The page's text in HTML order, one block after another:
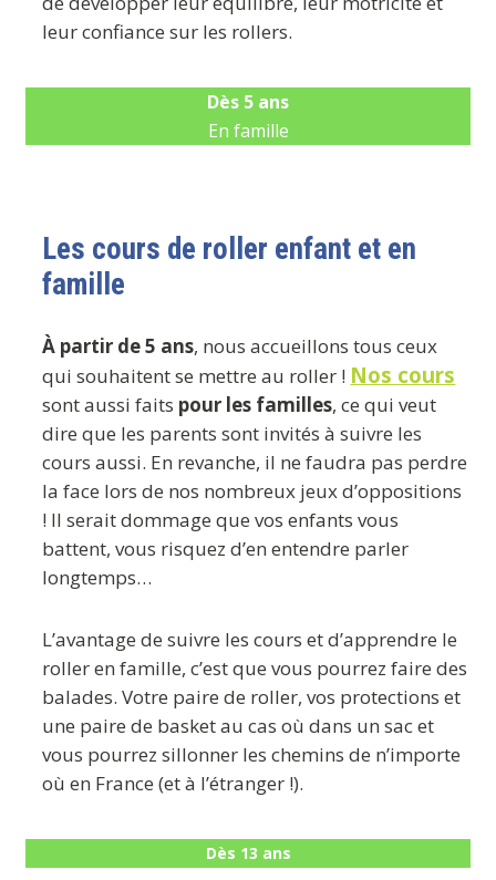
leur confiance sur les rollers.
Dès 5 ans
En famille
Les cours de roller enfant et en
famille
À partir de 5 ans, nous accueillons tous ceux
qui souhaitent se mettre au roller ! Nos cours
sont aussi faits pour les familles, ce qui veut
dire que les parents sont invités à suivre les
cours aussi. En revanche, il ne faudra pas perdre
la face lors de nos nombreux jeux d’oppositions
! Il serait dommage que vos enfants vous
battent, vous risquez d’en entendre parler
longtemps…
L’avantage de suivre les cours et d’apprendre le
roller en famille, c’est que vous pourrez faire des
balades. Votre paire de roller, vos protections et
une paire de basket au cas où dans un sac et
vous pourrez sillonner les chemins de n’importe
où en France (et à l’étranger !).
Dès 13 ans